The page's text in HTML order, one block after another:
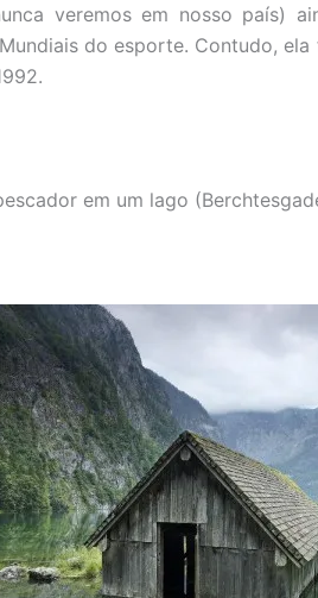
veremos em nosso país)
do esporte. Contudo,
em um lago